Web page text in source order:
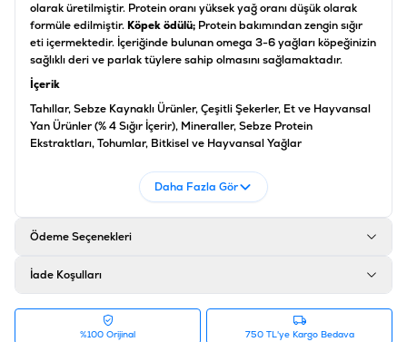
olarak üretilmiştir. Protein oranı yüksek yağ oranı düşük olarak
formüle edilmiştir. Köpek ödülü; Protein bakımından zengin sığır
eti içermektedir. İçeriğinde bulunan omega 3-6 yağları köpeğinizin
sağlıklı deri ve parlak tüylere sahip olmasını sağlamaktadır.
İçerik
Tahıllar, Sebze Kaynaklı Ürünler, Çeşitli Şekerler, Et ve Hayvansal
Yan Ürünler (% 4 Sığır İçerir), Mineraller, Sebze Protein
Ekstraktları, Tohumlar, Bitkisel ve Hayvansal Yağlar
Protein 6.4, Yağ İçeriği 1.9, İnorganik Madde 3.8, Ham Selüloz 1.5,
Asitleri 380 Mg/kg
Barkod
Tedarikçi Ürün Kodu
: 409382
Daha Fazla Gör
Ödeme Seçenekleri
İade Koşulları
%100 Orijinal 750 TL'ye Kargo Bedava